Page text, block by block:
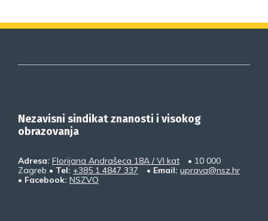
Nezavisni sindikat znanosti i visokog
obrazovanja
Adresa: Florijana Andrašeca 18A / VI kat
• 10 000
Zagreb • Tel: +385 1 4847 337 • Email: uprava@nsz.hr
• Facebook: NSZVO